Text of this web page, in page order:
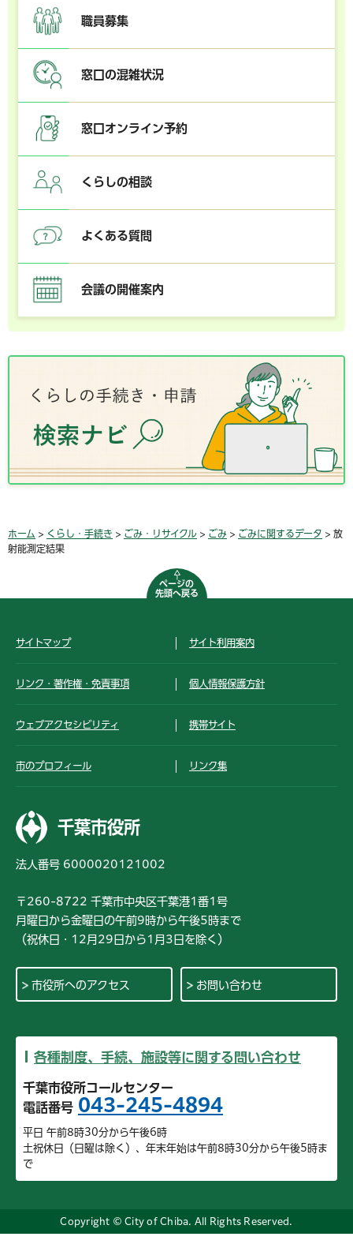
職員募集
窓口の混雑状況
窓口オンライン予約
くらしの相談
よくある質問
会議の開催案内
ホーム > くらし・手続き > ごみ・リサイクル > ごみ > ごみに関するデータ > 放
射能測定結果
ページの
先頭へ戻る
サイトマップ サイト利用案内
リンク・著作権・免責事項 個人情報保護方針
ウェブアクセシビリティ 携帯サイト
市のプロフィール リンク集
千葉市役所
法人番号 6000020121002
〒260-8722 千葉市中央区千葉港1番1号
月曜日から金曜日の午前9時から午後5時まで
（祝休日・12月29日から1月3日を除く）
市役所へのアクセス お問い合わせ
各種制度、手続、施設等に関する問い合わせ
千葉市役所コールセンター
電話番号 043-245-4894
平日 午前8時30分から午後6時
土祝休日（日曜は除く）、年末年始は午前8時30分から午後5時ま
で
Copyright © City of Chiba. All Rights Reserved.